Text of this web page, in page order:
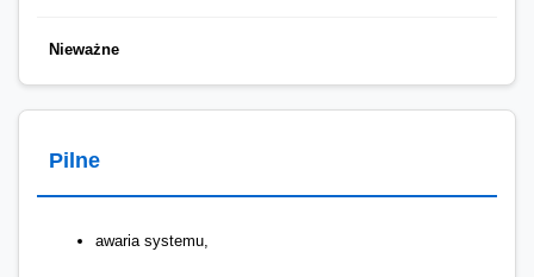
Nieważne
Pilne
awaria systemu,